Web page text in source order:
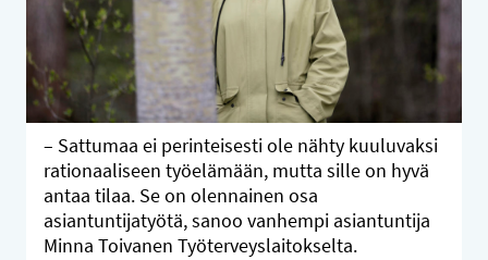
– Sattumaa ei perinteisesti ole nähty kuuluvaksi
rationaaliseen työelämään, mutta sille on hyvä
antaa tilaa. Se on olennainen osa
asiantuntijatyötä, sanoo vanhempi asiantuntija
Minna Toivanen Työterveyslaitokselta.